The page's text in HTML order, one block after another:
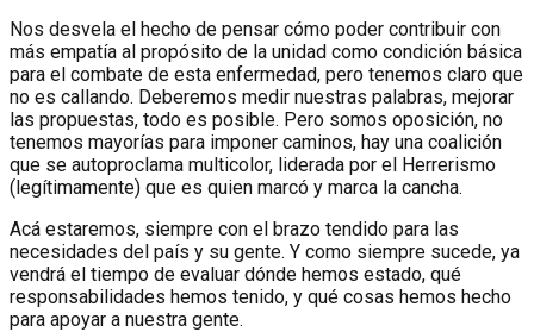
Nos desvela el hecho de pensar cómo poder contribuir con
más empatía al propósito de la unidad como condición básica
para el combate de esta enfermedad, pero tenemos claro que
no es callando. Deberemos medir nuestras palabras, mejorar
las propuestas, todo es posible. Pero somos oposición, no
tenemos mayorías para imponer caminos, hay una coalición
que se autoproclama multicolor, liderada por el Herrerismo
(legítimamente) que es quien marcó y marca la cancha.
Acá estaremos, siempre con el brazo tendido para las
necesidades del país y su gente. Y como siempre sucede, ya
vendrá el tiempo de evaluar dónde hemos estado, qué
responsabilidades hemos tenido, y qué cosas hemos hecho
para apoyar a nuestra gente.